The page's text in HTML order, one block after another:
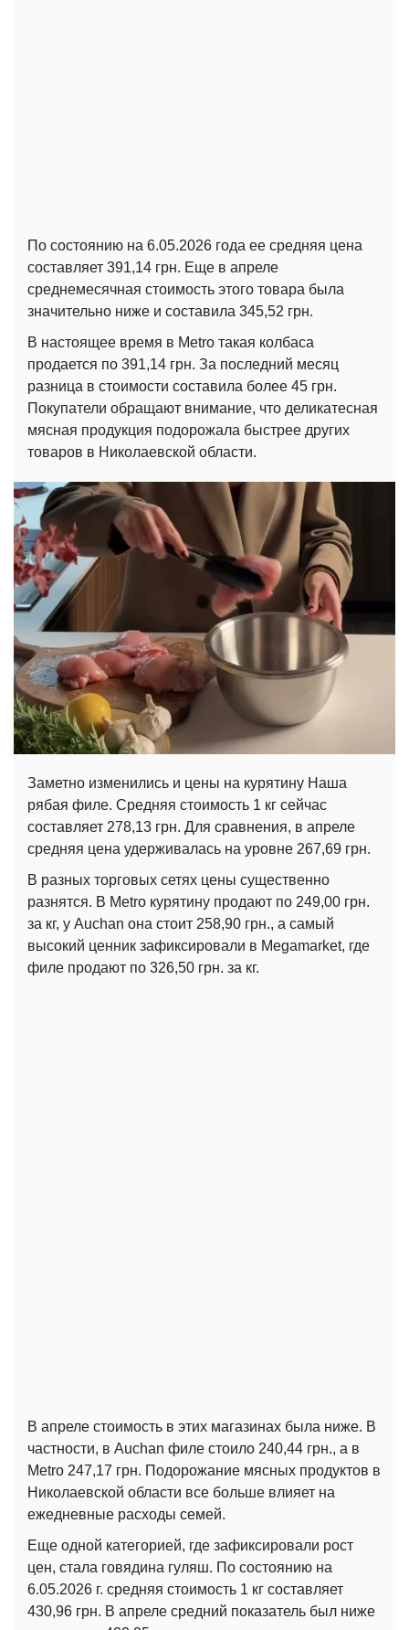
По состоянию на 6.05.2026 года ее средняя цена
составляет 391,14 грн. Еще в апреле
среднемесячная стоимость этого товара была
значительно ниже и составила 345,52 грн.
В настоящее время в Metro такая колбаса
продается по 391,14 грн. За последний месяц
разница в стоимости составила более 45 грн.
Покупатели обращают внимание, что деликатесная
мясная продукция подорожала быстрее других
товаров в Николаевской области.
Заметно изменились и цены на курятину Наша
рябая филе. Средняя стоимость 1 кг сейчас
составляет 278,13 грн. Для сравнения, в апреле
средняя цена удерживалась на уровне 267,69 грн.
В разных торговых сетях цены существенно
разнятся. В Metro курятину продают по 249,00 грн.
за кг, у Auchan она стоит 258,90 грн., а самый
высокий ценник зафиксировали в Megamarket, где
филе продают по 326,50 грн. за кг.
В апреле стоимость в этих магазинах была ниже. В
частности, в Auchan филе стоило 240,44 грн., а в
Metro 247,17 грн. Подорожание мясных продуктов в
Николаевской области все больше влияет на
ежедневные расходы семей.
Еще одной категорией, где зафиксировали рост
цен, стала говядина гуляш. По состоянию на
6.05.2026 г. средняя стоимость 1 кг составляет
430,96 грн. В апреле средний показатель был ниже